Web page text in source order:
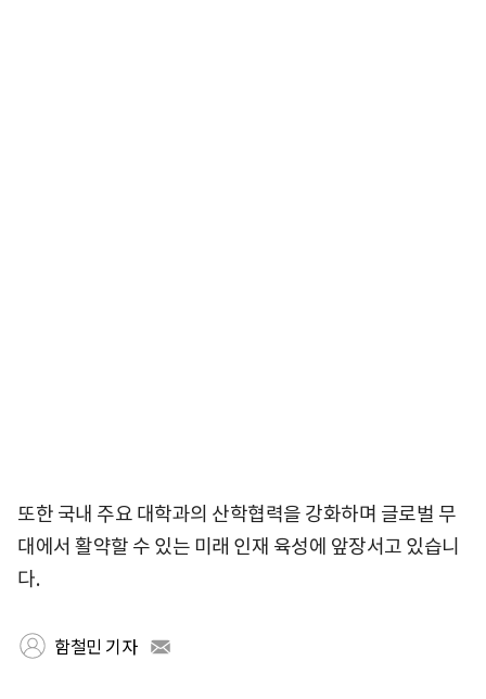
또한 국내 주요 대학과의 산학협력을 강화하며 글로벌 무
대에서 활약할 수 있는 미래 인재 육성에 앞장서고 있습니
다.
함철민 기자